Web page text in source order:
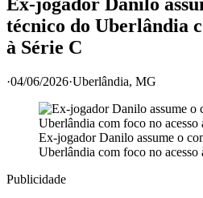
técnico do Uberlândia
à Série C
·04/06/2026·Uberlândia, MG
Ex-jogador Danilo assume o
Uberlândia com foco no acesso
Publicidade